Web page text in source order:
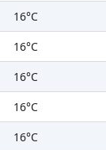
16°C
16°C
16°C
16°C
16°C